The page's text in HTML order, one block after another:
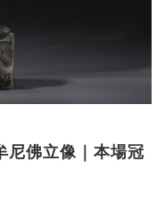
佛立像｜本場冠